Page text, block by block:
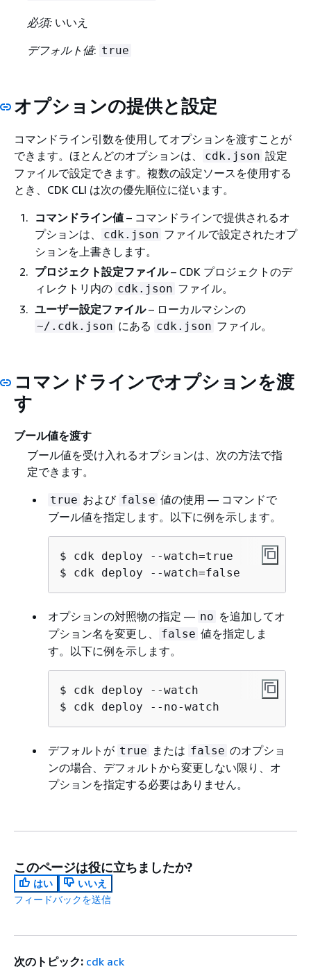
必須:いいえ
デフォルト値: true
オプションの提供と設定
コマンドライン引数を使用してオプションを渡すことが
できます。ほとんどのオプションは、
cdk.json 設定
ファイルで設定できます。複数の設定ソースを使用する
とき、CDK CLI は次の優先順位に従います。
コマンドライン値 – コマンドラインで提供されるオ
プションは、
cdk.json ファイルで設定されたオプ
ションを上書きします。
プロジェクト設定ファイル– CDK プロジェクトのデ
ィレクトリ内の cdk.json ファイル。
ユーザー設定ファイル– ローカルマシンの
~/.cdk.json にある cdk.json ファイル。
コマンドラインでオプションを渡
す
ブール値を渡す
ブール値を受け入れるオプションは、次の方法で指
定できます。
true および false 値の使用 — コマンドで
ブール値を指定します。以下に例を示します。
$ cdk deploy --watch=true
$ cdk deploy --watch=false
オプションの対照物の指定 — no を追加してオ
プション名を変更し、
false 値を指定しま
す。以下に例を示します。
$ cdk deploy --watch
$ cdk deploy --no-watch
デフォルトが true または false のオプショ
ンの場合、デフォルトから変更しない限り、オ
プションを指定する必要はありません。
このページは役に立ちましたか?
はい
いいえ
フィードバックを送信
次のトピック: cdk ack